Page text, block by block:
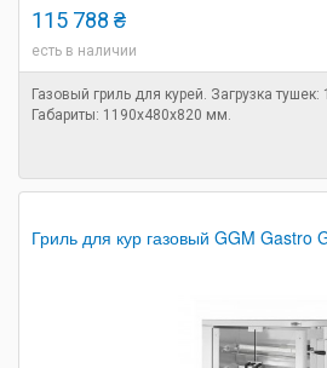
115 788 ₴
есть в наличии
Газовый гриль для курей. Загрузка
Габариты: 1190х480х820 мм.
Гриль для кур газовый GGM Gastro